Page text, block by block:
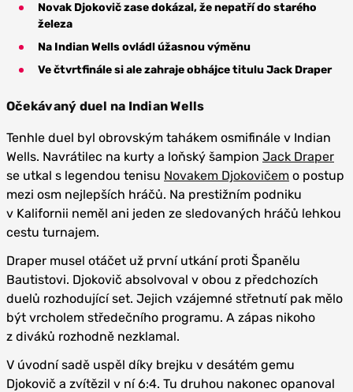
Novak Djokovič zase dokázal, že nepatří do starého
železa
Na Indian Wells ovládl úžasnou výměnu
Ve čtvrtfinále si ale zahraje obhájce titulu Jack Draper
Očekávaný duel na Indian Wells
Tenhle duel byl obrovským tahákem osmifinále v Indian
Wells. Navrátilec na kurty a loňský šampion Jack Draper
se utkal s legendou tenisu Novakem Djokovičem o postup
mezi osm nejlepších hráčů. Na prestižním podniku
v Kalifornii neměl ani jeden ze sledovaných hráčů lehkou
cestu turnajem.
Draper musel otáčet už první utkání proti Španělu
Bautistovi. Djokovič absolvoval v obou z předchozích
duelů rozhodující set. Jejich vzájemné střetnutí pak mělo
být vrcholem středečního programu. A zápas nikoho
z diváků rozhodně nezklamal.
V úvodní sadě uspěl díky brejku v desátém gemu
Djokovič a zvítězil v ní 6:4. Tu druhou nakonec opanoval